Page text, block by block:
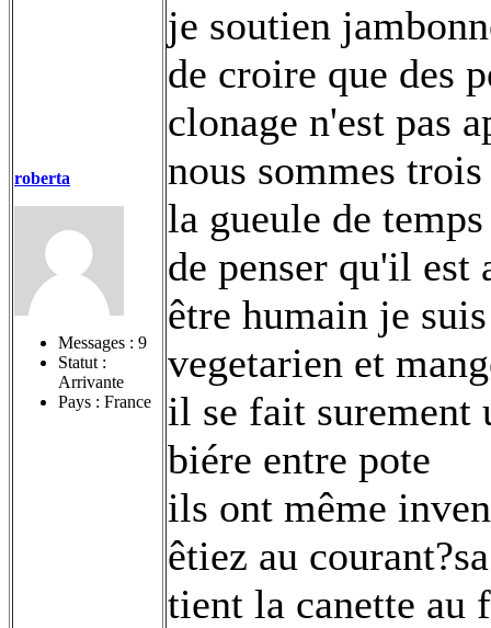
roberta
Messages : 9
Statut :
Arrivante
Pays : France
je soutien
de croire que des
clonage n'est pas
nous sommes
la gueule de
de penser qu'il est
être humain je
vegetarien et
il se fait surement
biére entre pote
ils ont même
êtiez au
tient la canette au